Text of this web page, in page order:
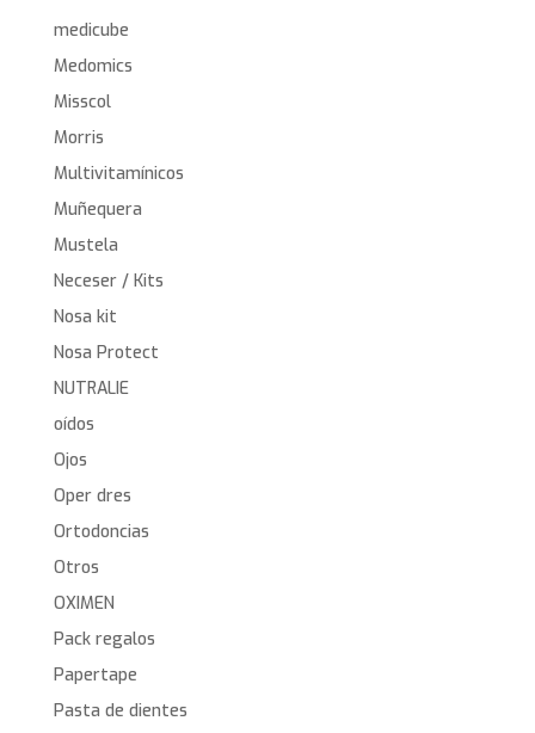
medicube
Medomics
Misscol
Morris
Multivitamínicos
Muñequera
Mustela
Neceser / Kits
Nosa kit
Nosa Protect
NUTRALIE
oídos
Ojos
Oper dres
Ortodoncias
Otros
OXIMEN
Pack regalos
Papertape
Pasta de dientes